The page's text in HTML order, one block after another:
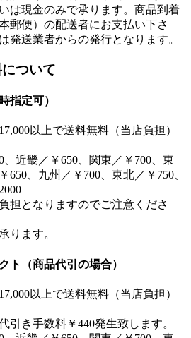
は現金のみで承ります。商品到着
郵便）の配送者にお支払い下さ
発送業者からの発行となります。
ついて
指定可）
以上で送料無料（当店負担）
近畿／￥650、関東／￥700、東
650、九州／￥700、東北／￥750、
担となりますのでご注意くださ
ります。
ト（商品代引の場合）
以上で送料無料（当店負担）
引き手数料￥440発生致します。